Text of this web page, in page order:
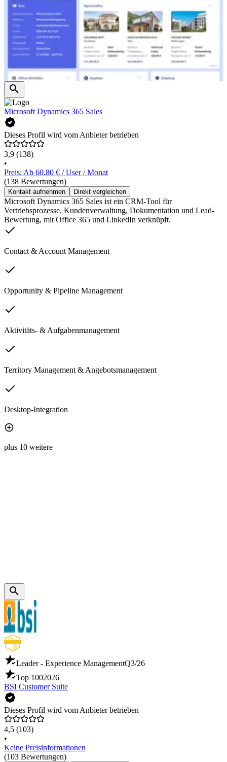
Microsoft Dynamics 365 Sales
Dieses Profil wird vom Anbieter betrieben
3,9 (138)
•
Preis: Ab 60,80 € / User / Monat
(138 Bewertungen)
Kontakt aufnehmen Direkt vergleichen
Microsoft Dynamics 365 Sales ist ein CRM-Tool für
Vertriebsprozesse, Kundenverwaltung, Dokumentation und Lead-
Bewertung, mit Office 365 und LinkedIn verknüpft.
Contact & Account Management
Opportunity & Pipeline Management
Aktivitäts- & Aufgabenmanagement
Territory Management & Angebotsmanagement
Desktop-Integration
plus 10 weitere
Leader - Experience ManagementQ3/26
Top 1002026
BSI Customer Suite
Dieses Profil wird vom Anbieter betrieben
4,5 (103)
•
Keine Preisinformationen
(103 Bewertungen)